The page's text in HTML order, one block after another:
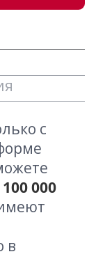
с
100 000
в